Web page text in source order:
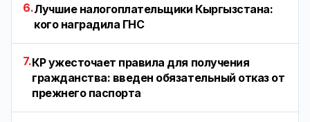
6.Лучшие налогоплательщики Кыргызстана:
кого наградила ГНС
7.КР ужесточает правила для получения
гражданства: введен обязательный отказ от
прежнего паспорта